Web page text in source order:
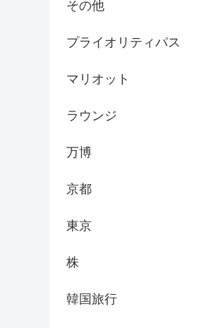
その他
プライオリティパス
マリオット
ラウンジ
万博
京都
東京
株
韓国旅行